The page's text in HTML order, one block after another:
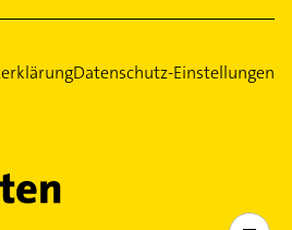
Datenschutz-Einstellungen